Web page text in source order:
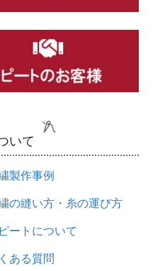
いて
製作事例
の縫い方・糸の運び方
ートについて
ある質問